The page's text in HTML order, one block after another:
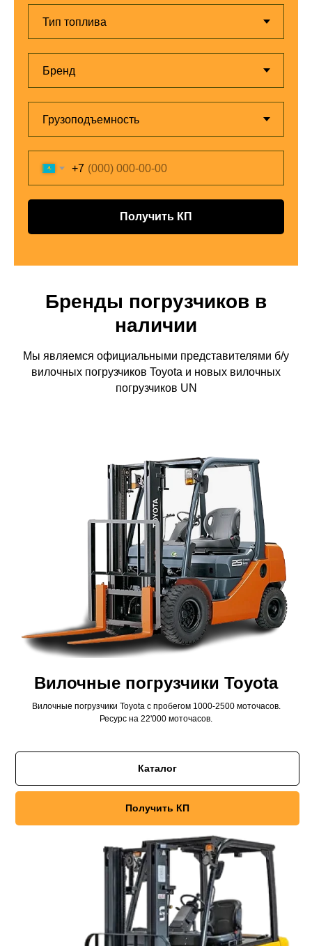
+7
Получить КП
Бренды погрузчиков в
наличии
Мы являемся официальными представителями б/у
вилочных погрузчиков Toyota и новых вилочных
погрузчиков UN
Вилочные погрузчики Toyota
Вилочные погрузчики Toyota с пробегом 1000-2500 моточасов.
Ресурс на 22'000 моточасов.
Каталог
Получить КП